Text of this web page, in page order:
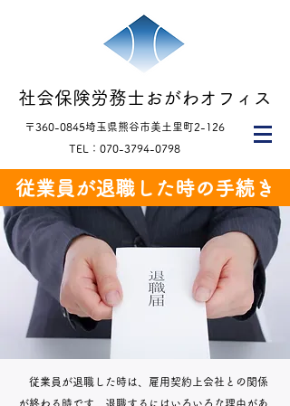
​社会保険労務士おがわオフィス​
​〒360-0845​​埼玉県熊谷市美土里町2-126
TEL：070-3794-0798​
従業員が退職した時の手続き
従業員が退職した時は、雇用契約上会社との関係
が終わる時です。退職するにはいろいろな理由があ